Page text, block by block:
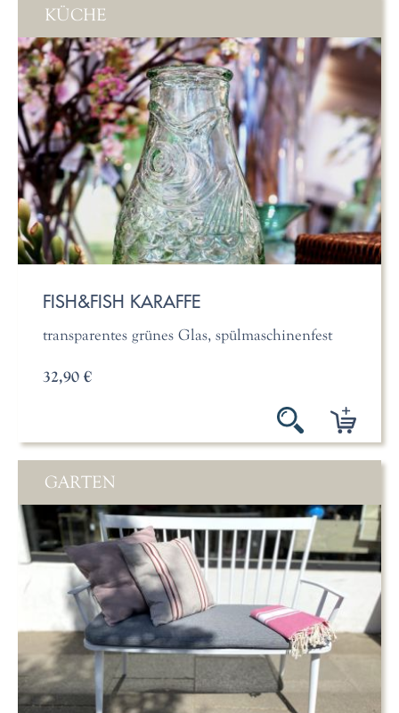
KÜCHE
FISH&FISH KARAFFE
transparentes grünes Glas, spülmaschinenfest
32,90 €
GARTEN